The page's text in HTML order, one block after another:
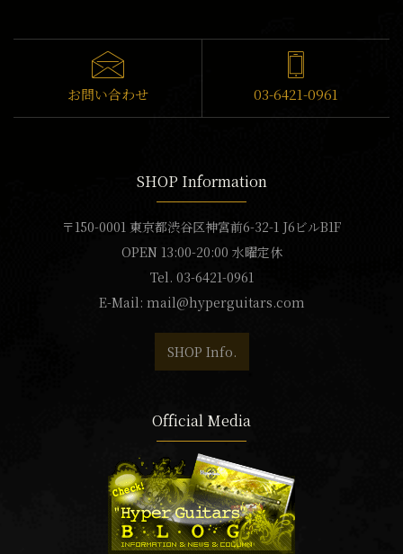
お問い合わせ 03-6421-0961
SHOP Information
〒150-0001 東京都渋谷区神宮前6-32-1 J6ビルB1F
OPEN 13:00-20:00 水曜定休
Tel. 03-6421-0961
E-Mail: mail@hyperguitars.com
SHOP Info.
Official Media